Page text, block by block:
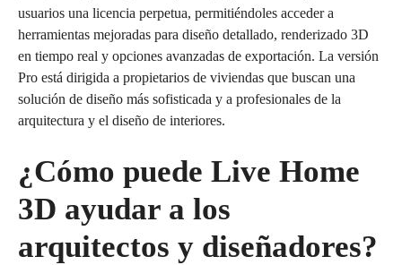
usuarios una licencia perpetua, permitiéndoles acceder a
herramientas mejoradas para diseño detallado, renderizado 3D
en tiempo real y opciones avanzadas de exportación. La versión
Pro está dirigida a propietarios de viviendas que buscan una
solución de diseño más sofisticada y a profesionales de la
arquitectura y el diseño de interiores.
¿Cómo puede Live Home
3D ayudar a los
arquitectos y diseñadores?